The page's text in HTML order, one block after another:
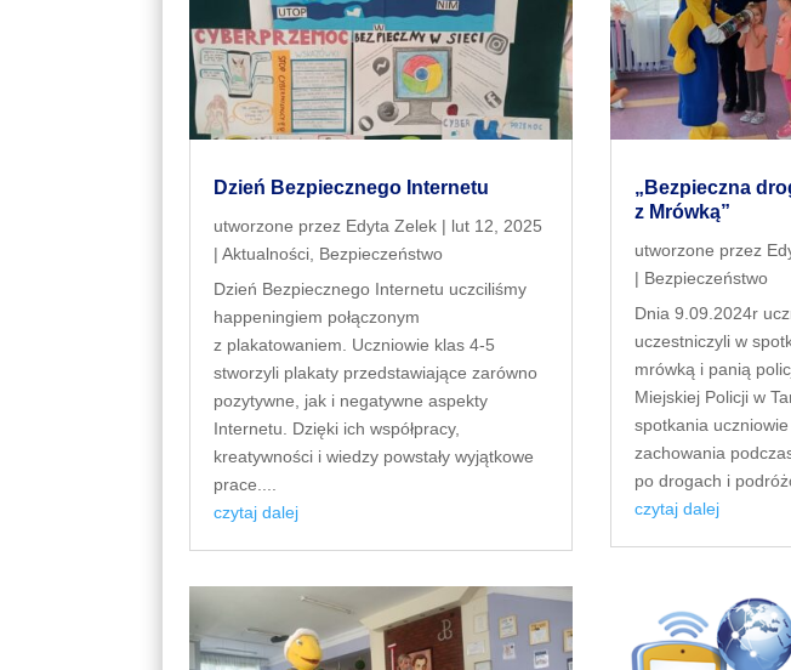
Dzień Bezpiecznego Internetu
utworzone przez Edyta Zelek | lut 12, 2025
|Aktualności Bezpieczeństwo
Dzień Bezpiecznego Internetu uczciliśmy
happeningiem połączonym
z plakatowaniem. Uczniowie klas 4-5
stworzyli plakaty przedstawiające zarówno
pozytywne, jak i negatywne aspekty
Internetu. Dzięki ich współpracy,
kreatywności i wiedzy powstały wyjątkowe
prace....
czytaj dalej
„Bezpieczna
z Mrówką”
utworzone przez
| Bezpieczeństwo
Dnia 9.09.2024r
uczestniczyli w
mrówką i panią
Miejskiej Policji w
spotkania
zachowania
po drogach i
czytaj dalej